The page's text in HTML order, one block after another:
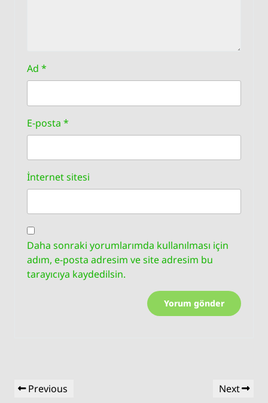
Ad *
E-posta *
İnternet sitesi
Daha sonraki yorumlarımda kullanılması için
adım, e-posta adresim ve site adresim bu
tarayıcıya kaydedilsin.
Yazı
gezinmesi
Previous
Previous
Next
Next